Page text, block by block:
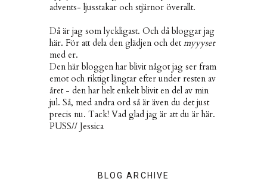
advents- ljusstakar och stjärnor överallt.
Då är jag som lyckligast. Och då bloggar jag
här. För att dela den glädjen och detmyyyset
med er.
Den här bloggen har blivit något jag ser fram
emot och riktigt längtar efter under resten av
året - den har helt enkelt blivit en del av min
jul. Så, med andra ord så är även du det just
precis nu. Tack! Vad glad jag är att du är här.
PUSS// Jessica
BLOG ARCHIVE